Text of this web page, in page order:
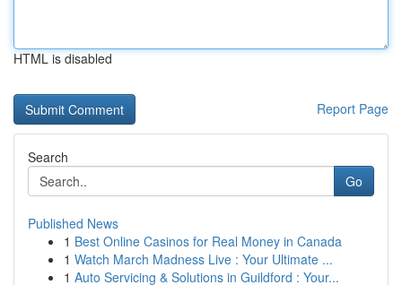
HTML is disabled
Report Page
Search
Go
Published News
1 Best Online Casinos for Real Money in Canada
1 Watch March Madness Live : Your Ultimate ...
1 Auto Servicing & Solutions in Guildford : Your...